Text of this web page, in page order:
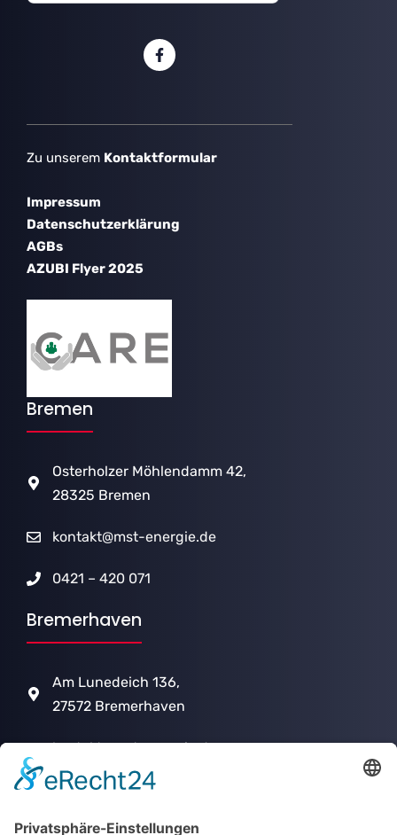
Zu unserem Kontaktformular
Impressum
Datenschutzerklärung
AGBs
AZUBI Flyer 2025
Bremen
Osterholzer Möhlendamm 42,
28325 Bremen
kontakt@mst-energie.de
0421 – 420 071
Bremerhaven
Am Lunedeich 136,
27572 Bremerhaven
kontakt@mst-energie.de
0471 – 973 010